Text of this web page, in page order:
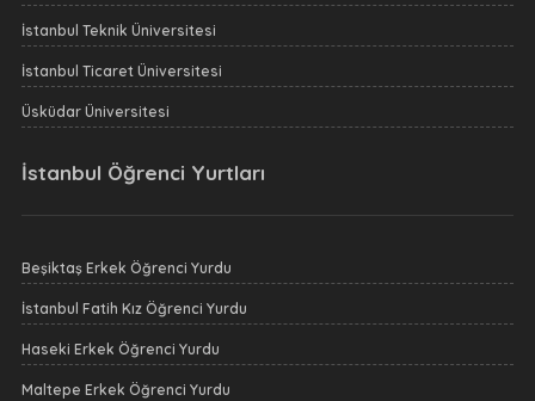
İstanbul Teknik Üniversitesi
İstanbul Ticaret Üniversitesi
Üsküdar Üniversitesi
İstanbul Öğrenci Yurtları
Beşiktaş Erkek Öğrenci Yurdu
İstanbul Fatih Kız Öğrenci Yurdu
Haseki Erkek Öğrenci Yurdu
Maltepe Erkek Öğrenci Yurdu